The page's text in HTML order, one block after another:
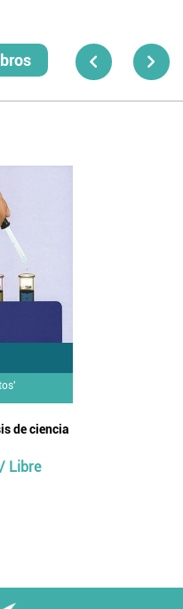
de ciencia
Libre